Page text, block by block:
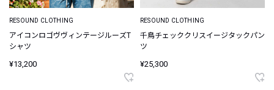
RESOUND CLOTHING
アイコンロゴヴヴィンテージルーズT
シャツ
¥13,200
RESOUND CLOTHING
千鳥チェッククリスイージタックパン
ツ
¥25,300